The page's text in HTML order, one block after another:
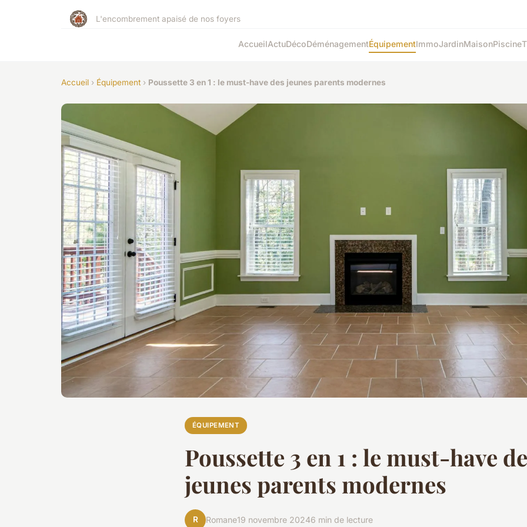
L'encombrement apaisé de nos foyers
AccueilActuDécoDéménagementÉquipementImmoJardinMaisonPiscine
Accueil › Équipement › Poussette 3 en 1 : le must-have des jeunes parents modernes
ÉQUIPEMENT
Poussette 3 en 1 : le must-have
jeunes parents modernes
R Romane19 novembre 20246 min de lecture